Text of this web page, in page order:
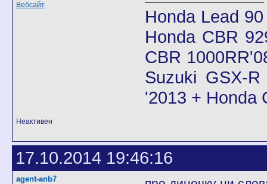
Вебсайт
Honda Lead
Honda CBR
CBR
Suzuki GSX-
'2013 + Honda
Неактивен
17.10.2014 19:46:16
agent-anb7